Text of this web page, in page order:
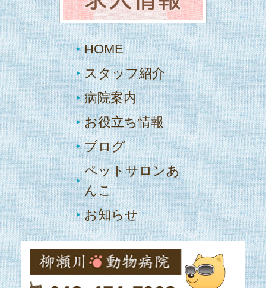
HOME
スタッフ紹介
病院案内
お役立ち情報
ブログ
ペットサロンあ
んこ
お知らせ